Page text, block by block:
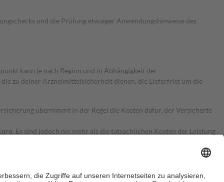
und die Prüfung etwaiger Anwendungshinweise des
kann je nach Region und in Abhängigkeit der
zu deiner Arzneimittelsicherheit dienen, die Lieferfrist um die
übernimmt in der Regel die Kosten dafür, der Versicherte
Es sind jedoch nie mehr als die tatsächlichen Kosten der Leistung
Zuzahlungen an bei: